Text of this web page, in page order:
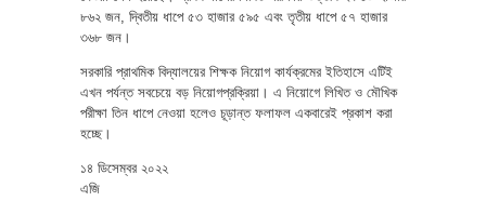
৮৬২ জন, দ্বিতীয় ধাপে ৫৩ হাজার ৫৯৫ এবং তৃতীয় ধাপে ৫৭ হাজার
৩৬৮ জন।
সরকারি প্রাথমিক বিদ্যালয়ের শিক্ষক নিয়োগ কার্যক্রমের ইতিহাসে এটিই
এখন পর্যন্ত সবচেয়ে বড় নিয়োগপ্রক্রিয়া। এ নিয়োগে লিখিত ও মৌখিক
পরীক্ষা তিন ধাপে নেওয়া হলেও চূড়ান্ত ফলাফল একবারেই প্রকাশ করা
হচ্ছে।
১৪ ডিসেম্বর ২০২২
এজি